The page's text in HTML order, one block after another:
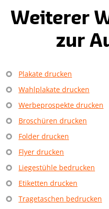
Weiterer
zur
Plakate drucken
Wahlplakate drucken
Werbeprospekte drucken
Broschüren drucken
Folder drucken
Flyer drucken
Liegestühle bedrucken
Etiketten drucken
Tragetaschen bedrucken